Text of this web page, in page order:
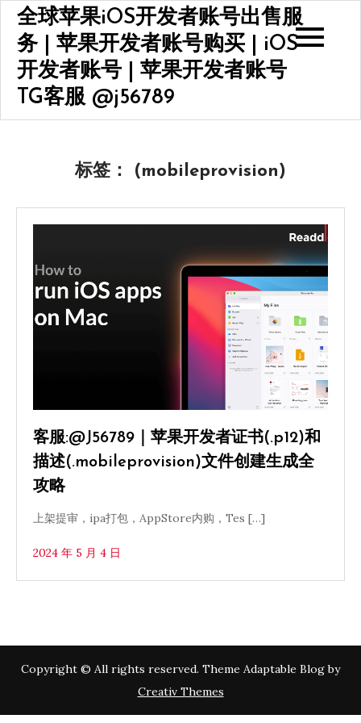
Skip
content
全球苹果iOS开发者账号出售服
务 | 苹果开发者账号购买 | iOS
开发者账号 | 苹果开发者账号
TG客服 @j56789
标签： (mobileprovision)
客服:@J56789｜苹果开发者证书(.p12)和
描述(.mobileprovision)文件创建生成全
攻略
上架提审，ipa打包，AppStore内购，Tes […]
2024 年 5 月 4 日
Copyright © All rights reserved. Theme Adaptable Blog by
Creativ Themes